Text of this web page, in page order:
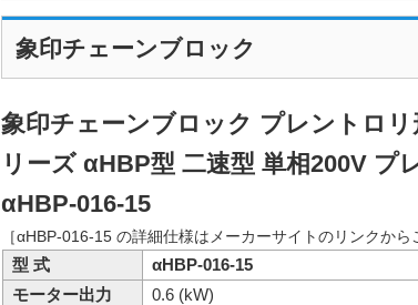
象印チェーンブロック
象印チェーンブロック プレントロ
リーズ αHBP型 二速型 単相200V プ
αHBP-016-15
［αHBP-016-15 の詳細仕様はメーカーサイトのリンクから
型 式
αHBP-016-15
モーター出力
0.6 (kW)